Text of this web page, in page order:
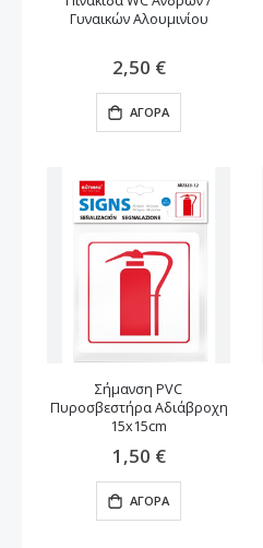
Γυναικών Αλουμινίου
2,50 €
ΑΓΟΡΆ
Σήμανση PVC
Πυροσβεστήρα Αδιάβροχη
15x15cm
1,50 €
ΑΓΟΡΆ